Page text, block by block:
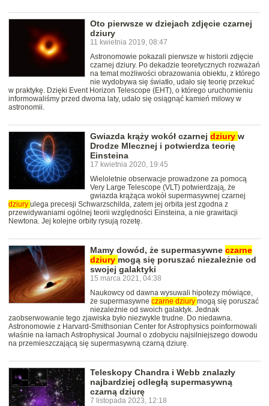
Oto pierwsze w dziejach zdjęcie czarnej
dziury
11 kwietnia 2019, 08:47
Astronomowie pokazali pierwsze w historii zdjęcie
czarnej dziury. Po dekadzie teoretycznych rozważań
na temat możliwości obrazowania obiektu, z którego
nie wydobywa się światło, udało się teorię przekuć
w praktykę. Dzięki Event Horizon Telescope (EHT), o którego uruchomieniu
informowaliśmy przed dwoma laty, udało się osiągnąć kamień milowy w
astronomii.
Gwiazda krąży wokół czarnej dziury w
Drodze Mlecznej i potwierdza teorię
Einsteina
17 kwietnia 2020, 19:45
Wieloletnie obserwacje prowadzone za pomocą
Very Large Telescope (VLT) potwierdzają, że
gwiazda krążąca wokół supermasywnej czarnej
dziury ulega precesji Schwarzschilda, zatem jej orbita jest zgodna z
przewidywaniami ogólnej teorii względności Einsteina, a nie grawitacji
Newtona. Jej kolejne orbity rysują rozetę.
Mamy dowód, że supermasywne czarne
dziury mogą się poruszać niezależnie od
swojej galaktyki
15 marca 2021, 04:38
Naukowcy od dawna wysuwali hipotezy mówiące,
że supermasywne czarne dziury mogą się poruszać
niezależnie od swoich galaktyk. Jednak
zaobserwowanie tego zjawiska było niezwykle trudne. Do niedawna.
Astronomowie z Harvard-Smithsonian Center for Astrophysics poinformowali
właśnie na łamach Astrophysical Journal o zdobyciu najsilniejszego dowodu
na przemieszczającą się supermasywną czarną dziurę.
Teleskopy Chandra i Webb znalazły
najbardziej odległą supermasywną
czarną dziurę
7 listopada 2023, 12:18